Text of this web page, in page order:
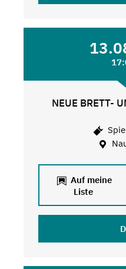
NEUE BRETT-
Auf meine
Liste